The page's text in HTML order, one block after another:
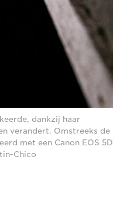
dankzij haar
verandert. Omstreeks de
met een Canon EOS 5D
Chico